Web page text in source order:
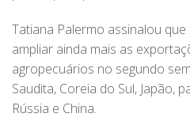
Tatiana Palermo assinalou
ampliar ainda mais as
agropecuários no segundo
Saudita, Coreia do Sul, Japão,
Rússia e China.